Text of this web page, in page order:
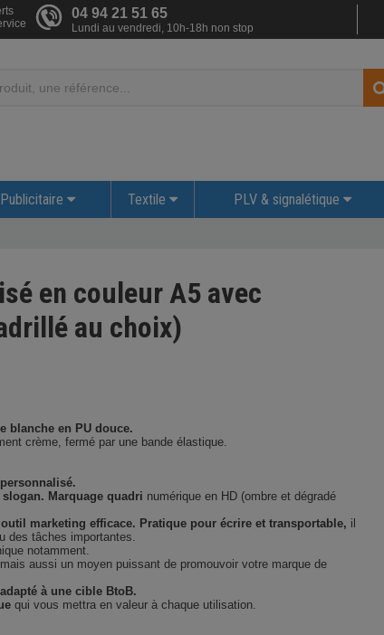
04 94 21 51 65
Lundi au vendredi, 10h-18h non stop
Textile PLV & signalétique
en couleur A5 avec
au choix)
blanche en PU douce.
crème, fermé par une bande élastique.
Marquage quadri numérique en HD (ombre et dégradé
marketing efficace. Pratique pour écrire et transportable, il
des tâches importantes.
notamment.
aussi un moyen puissant de promouvoir votre marque de
à une cible BtoB.
qui vous mettra en valeur à chaque utilisation.